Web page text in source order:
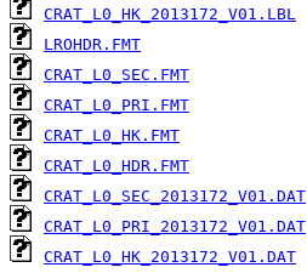
CRAT_L0_HK_2013172_V01.LBL
LROHDR.FMT
CRAT_L0_SEC.FMT
CRAT_L0_PRI.FMT
CRAT_L0_HK.FMT
CRAT_L0_HDR.FMT
CRAT_L0_SEC_2013172_V01.DAT
CRAT_L0_PRI_2013172_V01.DAT
CRAT_L0_HK_2013172_V01.DAT